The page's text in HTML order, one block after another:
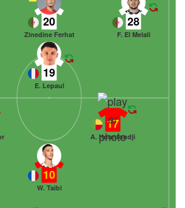
28
F. El Melali
20
Zinedine Ferhat
19
E. Lepaul
10
W. Taibi
17
A. Hountondji